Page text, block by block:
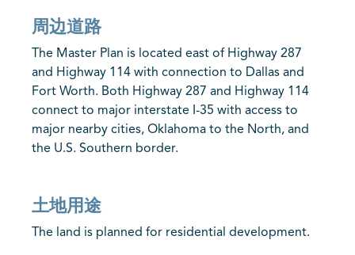
周边道路
The Master Plan is located east of Highway 287
and Highway 114 with connection to Dallas and
Fort Worth. Both Highway 287 and Highway 114
connect to major interstate I-35 with access to
major nearby cities, Oklahoma to the North, and
the U.S. Southern border.
土地用途
The land is planned for residential development.